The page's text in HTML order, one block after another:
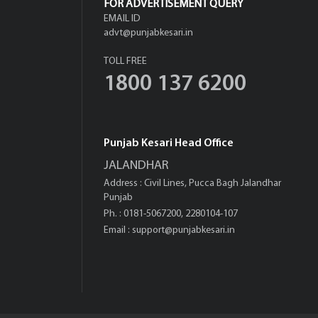
FOR ADVERTISEMENT QUERY
EMAIL ID
advt@punjabkesari.in
TOLL FREE
1800 137 6200
Punjab Kesari Head Office
JALANDHAR
Address : Civil Lines, Pucca Bagh Jalandhar
Punjab
Ph. : 0181-5067200, 2280104-107
Email : support@punjabkesari.in